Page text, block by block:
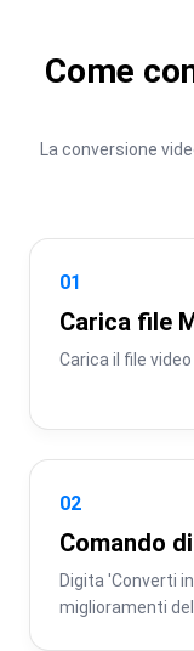
Come
La conversione
01
Carica file
Carica il file
02
Comando
Digita 'Converti
miglioramenti